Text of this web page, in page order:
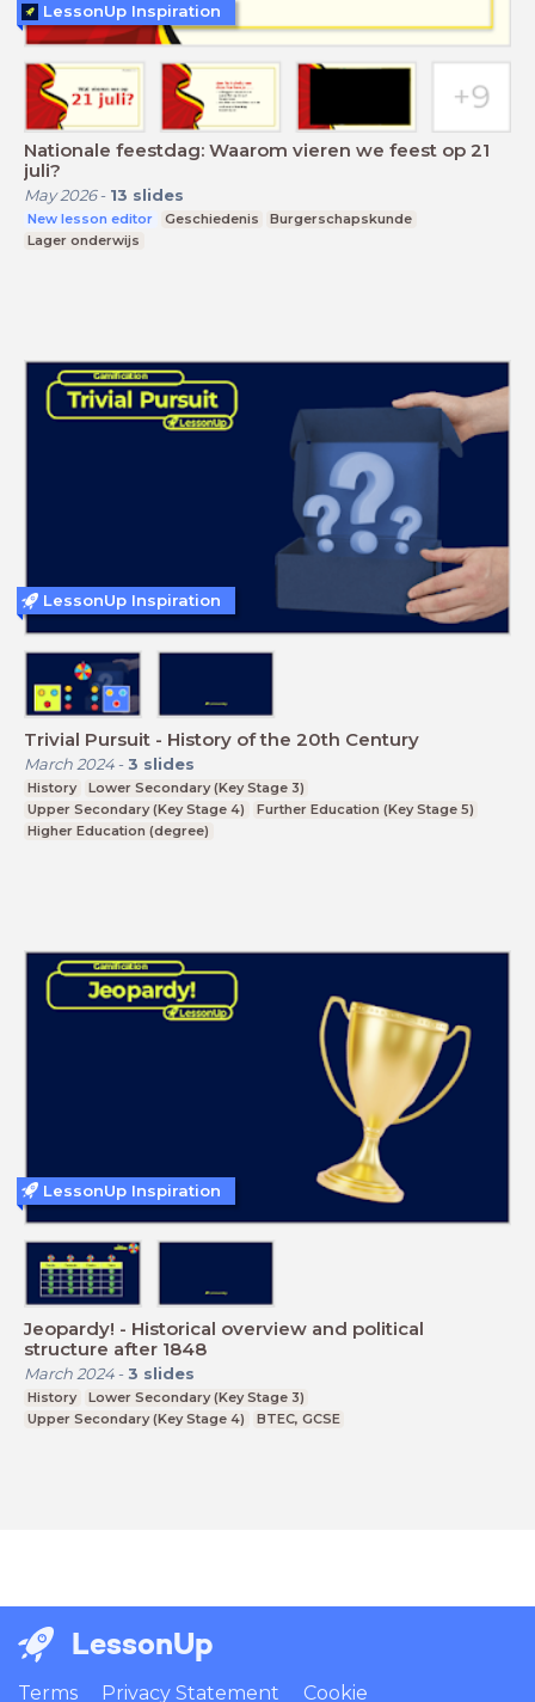
Nationale feestdag: Waarom vieren we feest op 21
juli?
May 2026- 13 slides
New lesson editor Geschiedenis
Burgerschapskunde
Lager onderwijs
LessonUp Inspiration
Trivial Pursuit - History of the 20th Century
March 2024- 3 slides
History
Lower Secondary (Key Stage 3)
Upper Secondary (Key Stage 4)
Further Education (Key Stage 5)
Higher Education (degree)
LessonUp Inspiration
Jeopardy! - Historical overview and political
structure after 1848
March 2024- 3 slides
History
Lower Secondary (Key Stage 3)
Upper Secondary (Key Stage 4)
BTEC, GCSE
LessonUp Inspiration
LessonUp
Terms Privacy Statement Cookie